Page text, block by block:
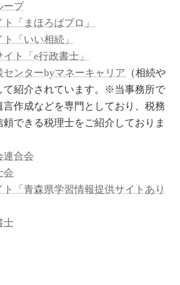
ープ
「まほろばプロ」
「いい相続」
ト「e行政書士」
ンターbyマネーキャリア （相続や
て紹介されています。※当事務所で
言作成などを専門としており、税務
できる税理士をご紹介しておりま
連合会
会
「青森県学習情報提供サイトあり
士